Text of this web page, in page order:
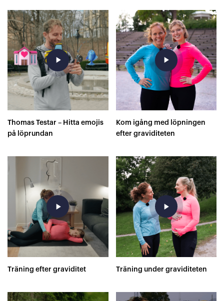
play_arrow
Thomas Testar – Hitta emojis
på löprundan
play_arrow
Kom igång med löpningen
efter graviditeten
play_arrow
Träning efter graviditet
play_arrow
Träning under graviditeten